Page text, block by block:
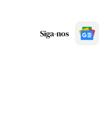
Siga-nos